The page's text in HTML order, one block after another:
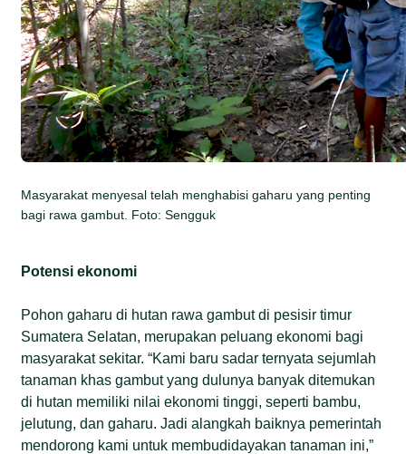
Masyarakat menyesal telah menghabisi gaharu yang penting
bagi rawa gambut. Foto: Sengguk
Potensi ekonomi
Pohon gaharu di hutan rawa gambut di pesisir timur
Sumatera Selatan, merupakan peluang ekonomi bagi
masyarakat sekitar. “Kami baru sadar ternyata sejumlah
tanaman khas gambut yang dulunya banyak ditemukan
di hutan memiliki nilai ekonomi tinggi, seperti bambu,
jelutung, dan gaharu. Jadi alangkah baiknya pemerintah
mendorong kami untuk membudidayakan tanaman ini,”